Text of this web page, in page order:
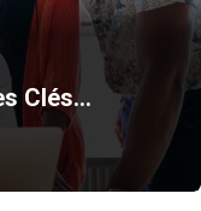
Clés…